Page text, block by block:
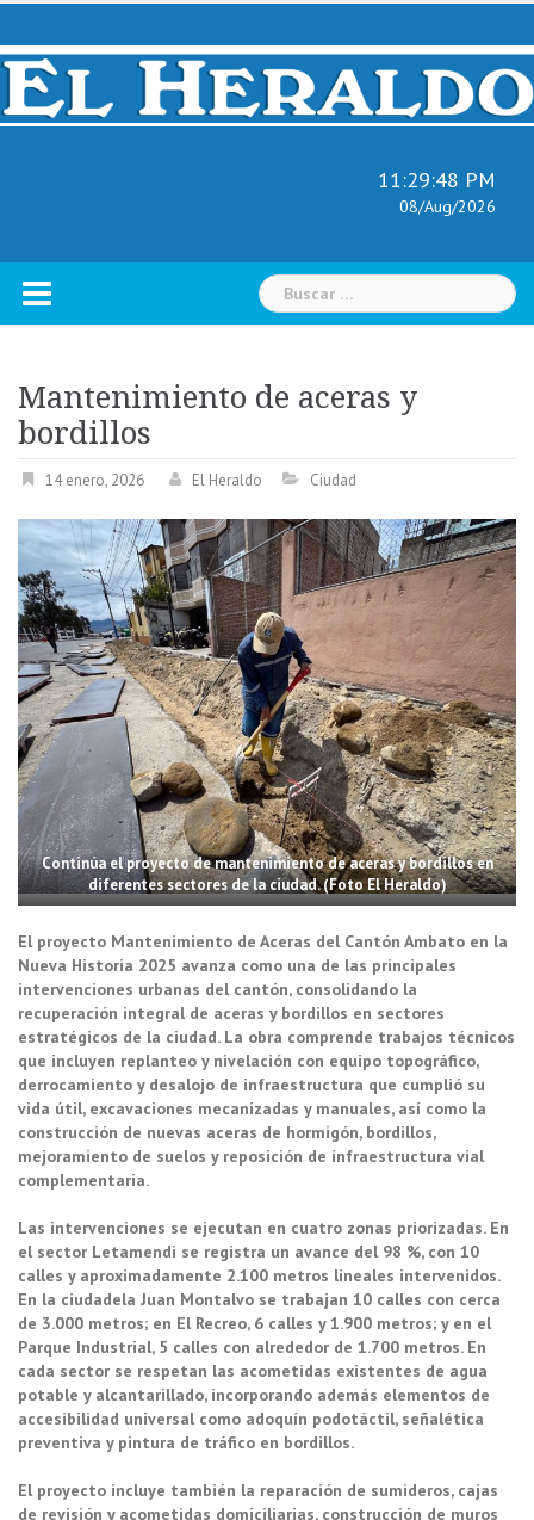
Skip
content
11:29:49 PM
08/Aug/2026
Buscar:
Mantenimiento de aceras y
bordillos
14 enero, 2026 El Heraldo Ciudad
Continúa el proyecto de mantenimiento de aceras y bordillos en
diferentes sectores de la ciudad. (Foto El Heraldo)
El proyecto Mantenimiento de Aceras del Cantón Ambato en la
Nueva Historia 2025 avanza como una de las principales
intervenciones urbanas del cantón, consolidando la
recuperación integral de aceras y bordillos en sectores
estratégicos de la ciudad. La obra comprende trabajos técnicos
que incluyen replanteo y nivelación con equipo topográfico,
derrocamiento y desalojo de infraestructura que cumplió su
vida útil, excavaciones mecanizadas y manuales, así como la
construcción de nuevas aceras de hormigón, bordillos,
mejoramiento de suelos y reposición de infraestructura vial
complementaria.
Las intervenciones se ejecutan en cuatro zonas priorizadas. En
el sector Letamendi se registra un avance del 98 %, con 10
calles y aproximadamente 2.100 metros lineales intervenidos.
En la ciudadela Juan Montalvo se trabajan 10 calles con cerca
de 3.000 metros; en El Recreo, 6 calles y 1.900 metros; y en el
Parque Industrial, 5 calles con alrededor de 1.700 metros. En
cada sector se respetan las acometidas existentes de agua
potable y alcantarillado, incorporando además elementos de
accesibilidad universal como adoquín podotáctil, señalética
preventiva y pintura de tráfico en bordillos.
El proyecto incluye también la reparación de sumideros, cajas
de revisión y acometidas domiciliarias, construcción de muros